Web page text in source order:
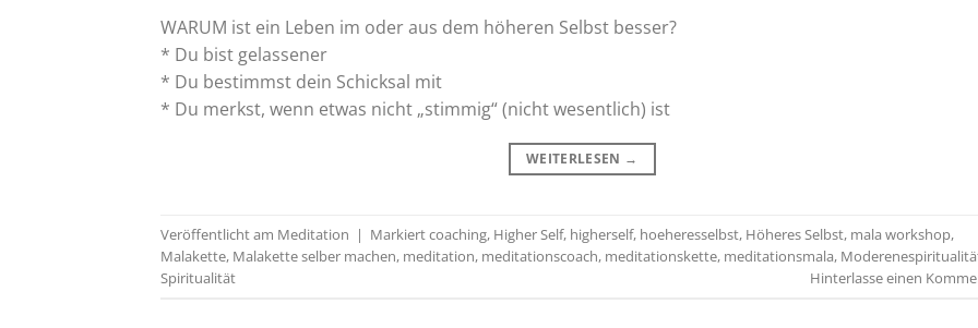
WARUM ist ein Leben im oder aus dem höheren Selbst besser?
* Du bist gelassener
* Du bestimmst dein Schicksal mit
* Du merkst, wenn etwas nicht „stimmig“ (nicht wesentlich) ist
WEITERLESEN →
Veröffentlicht am Meditation | Markiertcoaching, Higher Self, higherself, hoeheresselbst, Höheres Selbst, mala workshop,
Malakette, Malakette selber machen, meditation, meditationscoach, meditationskette, meditationsmala,
Spiritualität
Hinterlasse einen